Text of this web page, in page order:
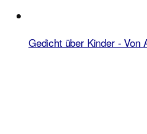
Gedicht über Kinder - Von